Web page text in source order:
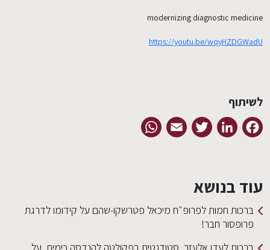
modernizing diagnostic medicine
https://youtu.be/wqyHZDGWadU
לשיתוף
Facebook
LinkedIn
Twitter
Email
עוד בנושא
ברכות חמות לפרופ״ח מיכאל פטרשקו-שהם על קידומו לדרגת
פרופסור חבר!